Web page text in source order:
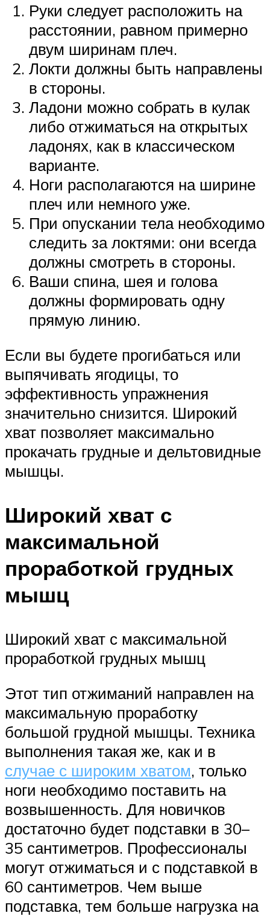
Руки следует расположить на
расстоянии, равном примерно
двум ширинам плеч.
Локти должны быть направлены
в стороны.
Ладони можно собрать в кулак
либо отжиматься на открытых
ладонях, как в классическом
варианте.
Ноги располагаются на ширине
плеч или немного уже.
При опускании тела необходимо
следить за локтями: они всегда
должны смотреть в стороны.
Ваши спина, шея и голова
должны формировать одну
прямую линию.
Если вы будете прогибаться или
выпячивать ягодицы, то
эффективность упражнения
значительно снизится. Широкий
хват позволяет максимально
прокачать грудные и дельтовидные
мышцы.
Широкий хват с
максимальной
проработкой грудных
мышц
Широкий хват с максимальной
проработкой грудных мышц
Этот тип отжиманий направлен на
максимальную проработку
большой грудной мышцы. Техника
выполнения такая же, как и в
случае с широким хватом, только
ноги необходимо поставить на
возвышенность. Для новичков
достаточно будет подставки в 30–
35 сантиметров. Профессионалы
могут отжиматься и с подставкой в
60 сантиметров. Чем выше
подставка, тем больше нагрузка на